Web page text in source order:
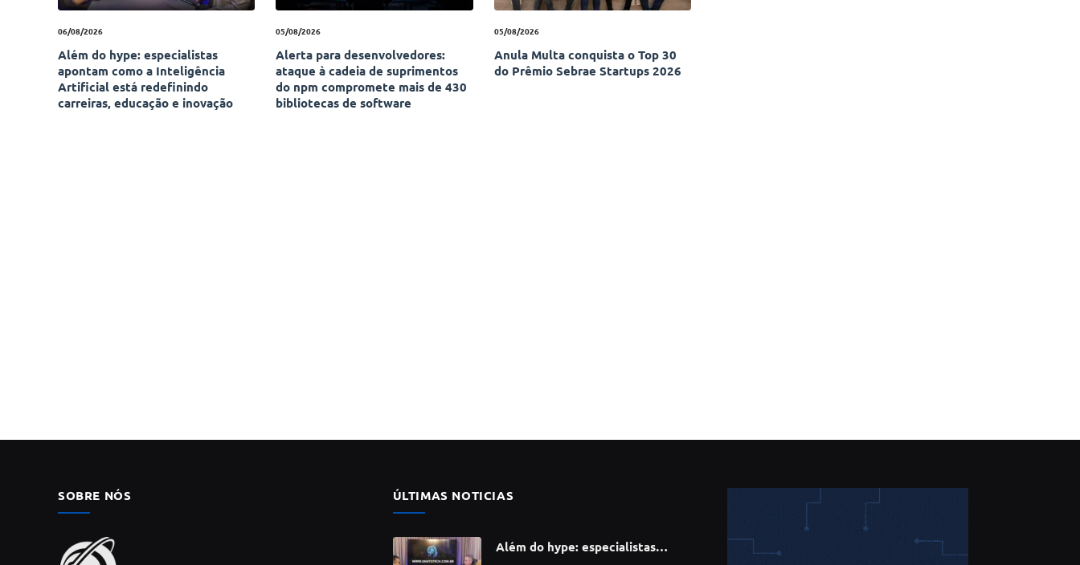
06/08/2026
Além do hype: especialistas
apontam como a Inteligência
Artificial está redefinindo
carreiras, educação e inovação
05/08/2026
Alerta para desenvolvedores:
ataque à cadeia de suprimentos
do npm compromete mais de 430
bibliotecas de software
05/08/2026
Anula Multa conquista o Top 30
do Prêmio Sebrae Startups 2026
SOBRE NÓS ÚLTIMAS NOTICIAS
Além do hype: especialistas